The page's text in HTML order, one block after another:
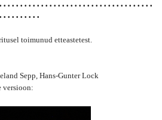
• • • • • • • • • • • • • • • • • • • • • • • • • • • • • • • • • • •
• • • • • • • • •
toimunud etteastetest.
Sepp, Hans-Gunter Lock
versioon: